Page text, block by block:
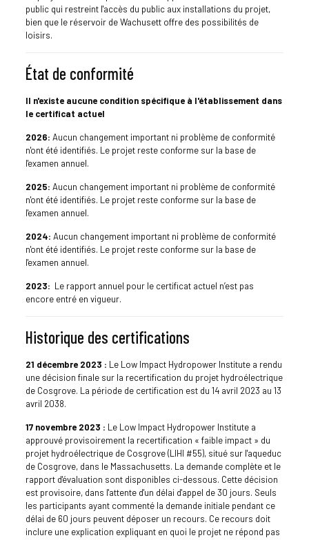
public qui restreint l'accès du public aux installations du projet,
bien que le réservoir de Wachusett offre des possibilités de
loisirs.
État de conformité
Il n'existe aucune condition spécifique à l'établissement dans
le certificat actuel
2026: Aucun changement important ni problème de conformité
n'ont été identifiés. Le projet reste conforme sur la base de
l'examen annuel.
2025: Aucun changement important ni problème de conformité
n'ont été identifiés. Le projet reste conforme sur la base de
l'examen annuel.
2024: Aucun changement important ni problème de conformité
n'ont été identifiés. Le projet reste conforme sur la base de
l'examen annuel.
2023: Le rapport annuel pour le certificat actuel n’est pas
encore entré en vigueur.
Historique des certifications
21 décembre 2023 : Le Low Impact Hydropower Institute a rendu
une décision finale sur la recertification du projet hydroélectrique
de Cosgrove. La période de certification est du 14 avril 2023 au 13
avril 2038.
17 novembre 2023 : Le Low Impact Hydropower Institute a
approuvé provisoirement la recertification « faible impact » du
projet hydroélectrique de Cosgrove (LIHI #55), situé sur l'aqueduc
de Cosgrove, dans le Massachusetts. La demande complète et le
rapport d'évaluation sont disponibles ci-dessous. Cette décision
est provisoire, dans l'attente d'un délai d'appel de 30 jours. Seuls
les participants ayant commenté la demande initiale pendant ce
délai de 60 jours peuvent déposer un recours. Ce recours doit
inclure une explication expliquant en quoi le projet ne répond pas